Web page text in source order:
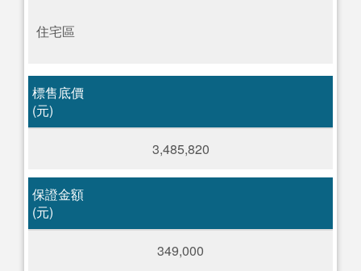
住宅區
標售底價
(元)
3,485,820
保證金額
(元)
349,000